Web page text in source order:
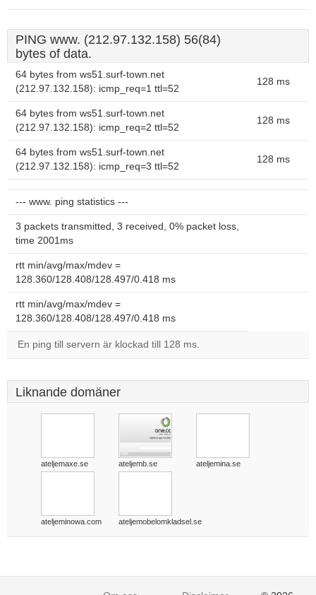
PING www. (212.97.132.158) 56(84)
bytes of data.
64 bytes from ws51.surf-town.net
(212.97.132.158): icmp_req=1 ttl=52
128 ms
64 bytes from ws51.surf-town.net
(212.97.132.158): icmp_req=2 ttl=52
128 ms
64 bytes from ws51.surf-town.net
(212.97.132.158): icmp_req=3 ttl=52
128 ms
--- www. ping statistics ---
3 packets transmitted, 3 received, 0% packet loss,
time 2001ms
rtt min/avg/max/mdev =
128.360/128.408/128.497/0.418 ms
rtt min/avg/max/mdev =
128.360/128.408/128.497/0.418 ms
En ping till servern är klockad till 128 ms.
Liknande domäner
ateljemaxe.se ateljemb.se ateljemina.se
ateljeminowa.com ateljemobelomkladsel.se